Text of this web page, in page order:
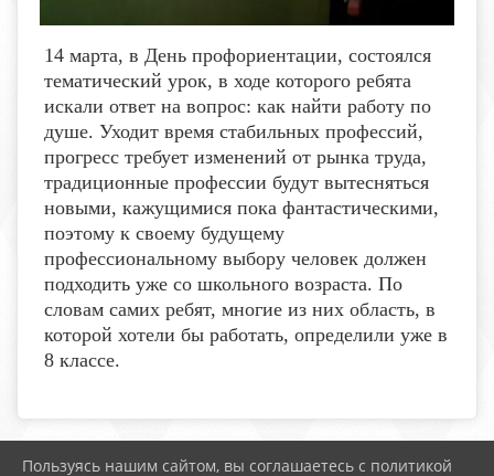
14 марта, в День профориентации, состоялся
тематический урок, в ходе которого ребята
искали ответ на вопрос: как найти работу по
душе. Уходит время стабильных профессий,
прогресс требует изменений от рынка труда,
традиционные профессии будут вытесняться
новыми, кажущимися пока фантастическими,
поэтому к своему будущему
профессиональному выбору человек должен
подходить уже со школьного возраста. По
словам самих ребят, многие из них область, в
которой хотели бы работать, определили уже в
8 классе.
Пользуясь нашим сайтом, вы соглашаетесь с политикой